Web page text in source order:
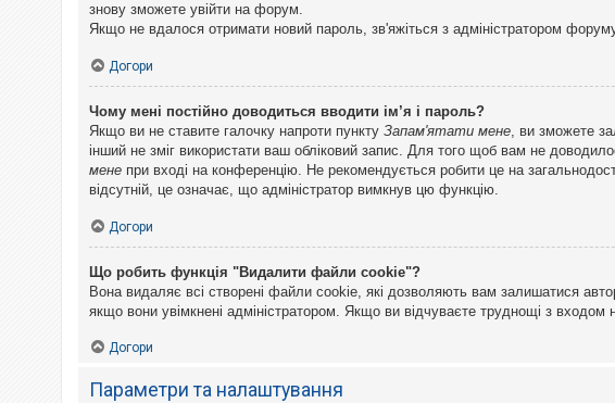
знову зможете увійти на форум.
Якщо не вдалося отримати новий пароль, зв'яжіться з адміністратором
Догори
Чому мені постійно доводиться вводити ім’я і пароль?
Якщо ви не ставите галочку напроти пункту Запам'ятати мене, ви зможете
інший не зміг використати ваш обліковий запис. Для того щоб вам не
мене при вході на конференцію. Не рекомендується робити це на
відсутній, це означає, що адміністратор вимкнув цю функцію.
Догори
Що робить функція "Видалити файли cookie"?
Вона видаляє всі створені файли cookie, які дозволяють вам залишатися
якщо вони увімкнені адміністратором. Якщо ви відчуваєте труднощі з
Догори
Параметри та налаштування